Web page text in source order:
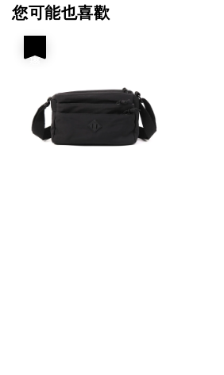
您可能也喜歡